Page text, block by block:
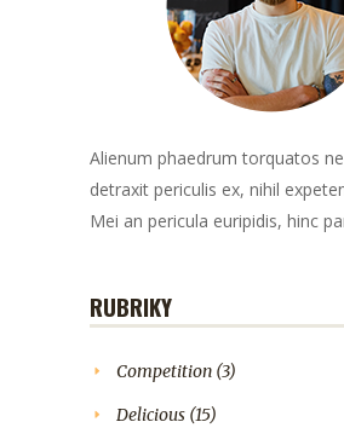
Alienum phaedrum torquatos
detraxit periculis ex, nihil
Mei an pericula euripidis, hinc
RUBRIKY
Competition (3)
Delicious (15)